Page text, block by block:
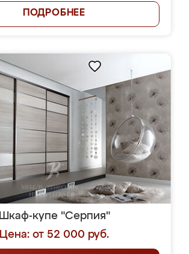
ПОДРОБНЕЕ
Шкаф-купе "Серпия"
Цена: от 52 000 руб.